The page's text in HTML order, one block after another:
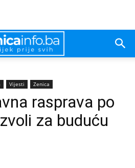
Vijesti Zenica
rasprava po
za buduću